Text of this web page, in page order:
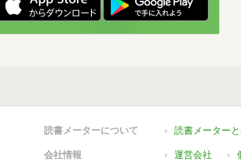
読書メーターについて 読書メーター
会社情報 運営会社